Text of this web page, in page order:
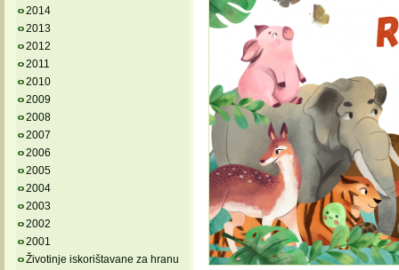
2014
2013
2012
2011
2010
2009
2008
2007
2006
2005
2004
2003
2002
2001
Životinje iskorištavane za hranu